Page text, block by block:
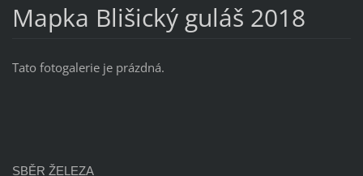
Mapka Blišický guláš 2018
Tato fotogalerie je prázdná.
SBĚR ŽELEZA